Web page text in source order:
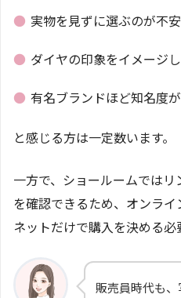
● 実物を見ずに選ぶのが不安
● ダイヤの印象をイメージ
● 有名ブランドほど知名度
と感じる方は一定数います。
一方で、ショールームでは
を確認できるため、オンライ
ネットだけで購入を決める必
販売員時代も